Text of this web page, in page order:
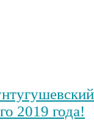
2019 года!